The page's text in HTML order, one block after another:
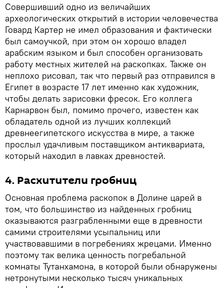
Совершивший одно из величайших
археологических открытий в истории человечества
Говард Картер не имел образования и фактически
был самоучкой, при этом он хорошо владел
арабским языком и был способен организовать
работу местных жителей на раскопках. Также он
неплохо рисовал, так что первый раз отправился в
Египет в возрасте 17 лет именно как художник,
чтобы делать зарисовки фресок. Его коллега
Карнарвон был, помимо прочего, известен как
обладатель одной из лучших коллекций
древнеегипетского искусства в мире, а также
прослыл удачливым поставщиком антиквариата,
который находил в лавках древностей.
4. Расхитители гробниц
Основная проблема раскопок в Долине царей в
том, что большинство из найденных гробниц
оказываются разграбленными еще в древности
самими строителями усыпальниц или
участвовавшими в погребениях жрецами. Именно
поэтому так велика ценность погребальной
комнаты Тутанхамона, в которой были обнаружены
нетронутыми несколько тысяч уникальных